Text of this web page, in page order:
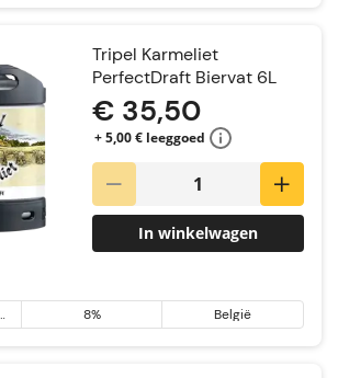
Tripel Karmeliet
PerfectDraft Biervat 6L
€ 35,50
+ 5,00 € leeggoed
In winkelwagen
8% België